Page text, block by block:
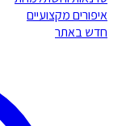
איפורים מקצועיים
חדש באתר